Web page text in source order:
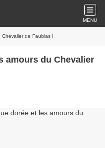
MENU
de Faublas !
amours du Chevalier